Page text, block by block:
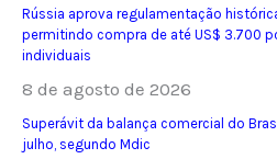
Rússia aprova regulamentação
permitindo compra de até US$ 3.700
individuais
8 de agosto de 2026
Superávit da balança comercial do
julho, segundo Mdic